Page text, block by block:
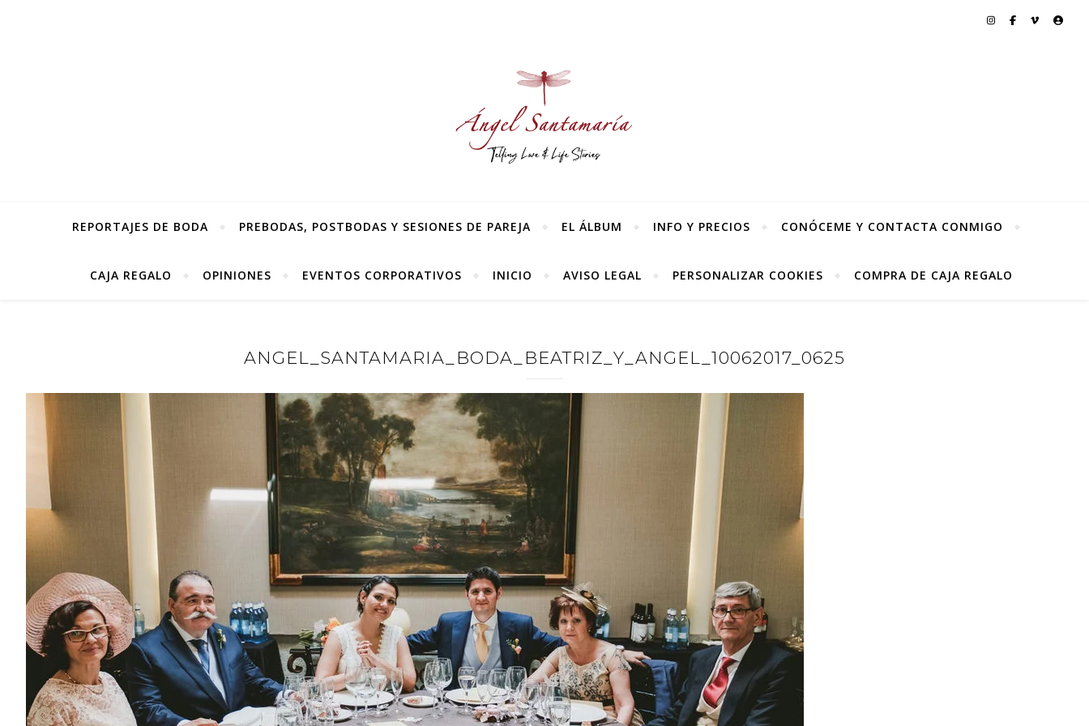
REPORTAJES DE BODA PREBODAS, POSTBODAS Y SESIONES DE PAREJA EL ÁLBUM INFO Y PRECIOS CONÓCEME Y CONTACTA CONMIGO
CAJA REGALO OPINIONES EVENTOS CORPORATIVOS INICIO AVISO LEGAL PERSONALIZAR COOKIES COMPRA DE CAJA REGALO
ANGEL_SANTAMARIA_BODA_BEATRIZ_Y_ANGEL_10062017_0625